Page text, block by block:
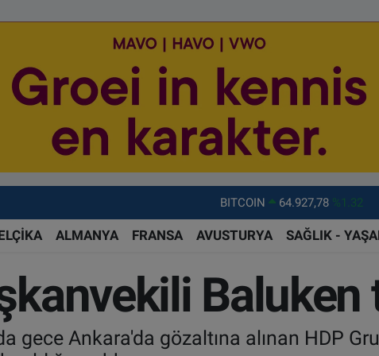
BITCOIN 64.927,78 %1.32
DOLAR
47,5894 %0.08
STERLİN
64,1581 %0.16
GRAM ALTIN
6527.85
BİST100
13.703 %11
ALMANYA FRANSA AVUSTURYA SAĞLIK -
Baluken
gece Ankara'da gözaltına alınan HDP